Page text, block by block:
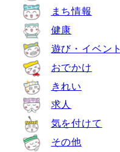
まち情報
健康
遊び・イベント
おでかけ
きれい
求人
気を付けて
その他